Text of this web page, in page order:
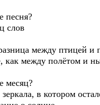
песня?
слов
между птицей и
как между полётом и
месяц?
в котором